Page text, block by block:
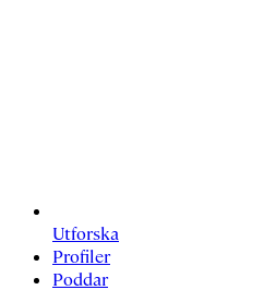
Utforska
Profiler
Poddar